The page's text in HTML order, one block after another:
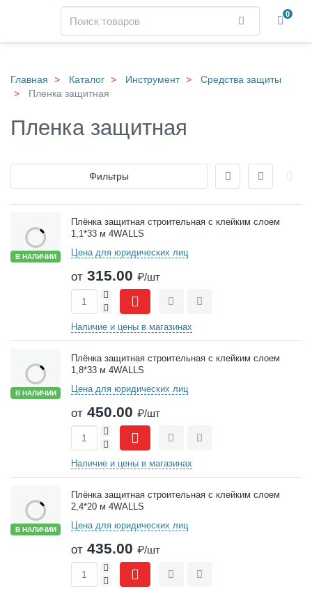
main
content
Найти 0
Главная Каталог Инструмент
Средства защиты
Пленка защитная
Пленка защитная
Фильтры
В НАЛИЧИИ
Плёнка защитная строительная с клейким слоем
1,1*33 м 4WALLS
Цена для юридических лиц
от 315.00 ₽/шт
-
+
СравнитьОтложить
Наличие и цены в магазинах
В НАЛИЧИИ
Плёнка защитная строительная с клейким слоем
1,8*33 м 4WALLS
Цена для юридических лиц
от 450.00 ₽/шт
-
+
СравнитьОтложить
Наличие и цены в магазинах
В НАЛИЧИИ
Плёнка защитная строительная с клейким слоем
2,4*20 м 4WALLS
Цена для юридических лиц
от 435.00 ₽/шт
-
+
СравнитьОтложить